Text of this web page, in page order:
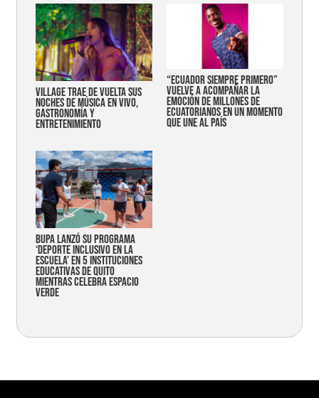
Village trae de vuelta sus
noches de música en vivo,
gastronomía y
entretenimiento
“Ecuador siempre primero”
vuelve a acompañar la
emoción de millones de
ecuatorianos en un momento
que une al país
Bupa lanzó su programa
‘Deporte Inclusivo en la
Escuela’ en 5 instituciones
educativas de Quito
mientras celebra espacio
verde